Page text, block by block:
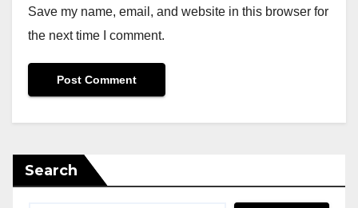
Save my name, email, and website in this browser for
the next time I comment.
Search